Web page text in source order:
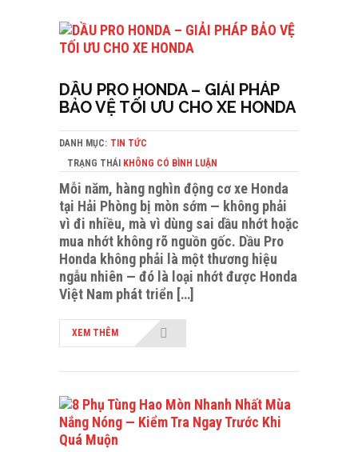
DẦU PRO HONDA – GIẢI PHÁP
BẢO VỆ TỐI ƯU CHO XE HONDA
DANH MỤC: TIN TỨC
TRẠNG THÁI KHÔNG CÓ BÌNH LUẬN
Mỗi năm, hàng nghìn động cơ xe Honda
tại Hải Phòng bị mòn sớm — không phải
vì đi nhiều, mà vì dùng sai dầu nhớt hoặc
mua nhớt không rõ nguồn gốc. Dầu Pro
Honda không phải là một thương hiệu
ngẫu nhiên — đó là loại nhớt được Honda
Việt Nam phát triển […]
XEM THÊM